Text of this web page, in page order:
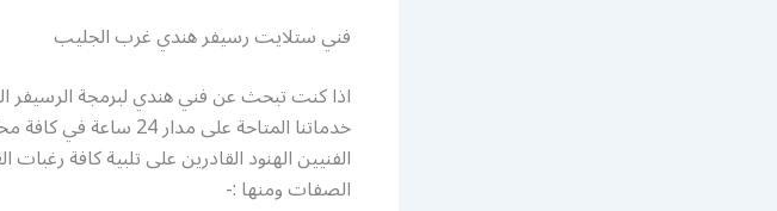
فني ستلايت رسيفر هندي غرب الجليب
اذا كنت تبحث عن فني هندي لبرمجة
خدماتنا المتاحة على
الفنيين الهنود القادرين على تلبية كافة
الصفات ومنها :-